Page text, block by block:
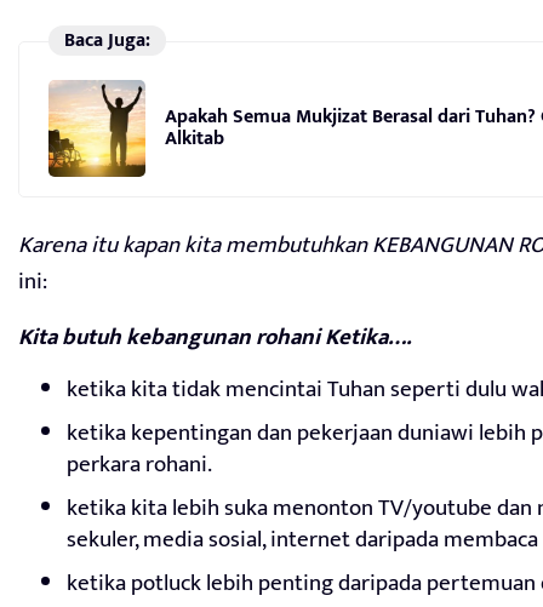
Baca Juga:
Apakah Semua Mukjizat Berasal dari
Alkitab
Karena itu kapan kita membutuhkan KEBANGUNAN
ini:
Kita butuh kebangunan rohani Ketika….
ketika kita tidak mencintai Tuhan seperti dulu
ketika kepentingan dan pekerjaan duniawi lebih
perkara rohani.
ketika kita lebih suka menonton TV/youtube dan
sekuler, media sosial, internet daripada
ketika potluck lebih penting daripada pertemuan